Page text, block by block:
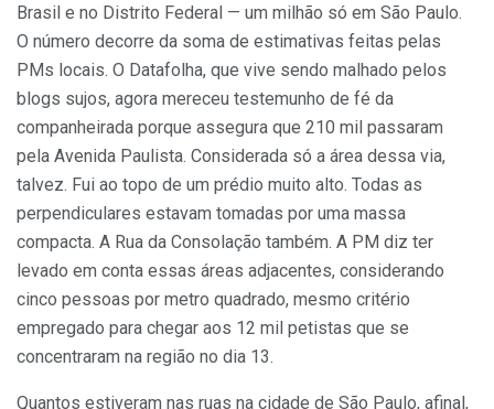
Brasil e no Distrito Federal — um milhão só em São Paulo.
O número decorre da soma de estimativas feitas pelas
PMs locais. O Datafolha, que vive sendo malhado pelos
blogs sujos, agora mereceu testemunho de fé da
companheirada porque assegura que 210 mil passaram
pela Avenida Paulista. Considerada só a área dessa via,
talvez. Fui ao topo de um prédio muito alto. Todas as
perpendiculares estavam tomadas por uma massa
compacta. A Rua da Consolação também. A PM diz ter
levado em conta essas áreas adjacentes, considerando
cinco pessoas por metro quadrado, mesmo critério
empregado para chegar aos 12 mil petistas que se
concentraram na região no dia 13.
Quantos estiveram nas ruas na cidade de São Paulo, afinal,